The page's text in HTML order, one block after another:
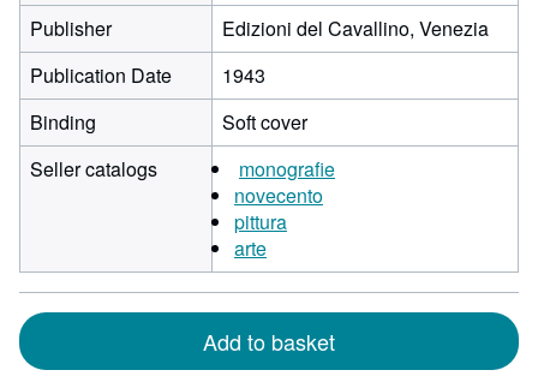
Publisher
Edizioni del Cavallino, Venezia
Publication Date
1943
Binding
Soft cover
Seller catalogs
monografie
novecento
pittura
arte
Add to basket